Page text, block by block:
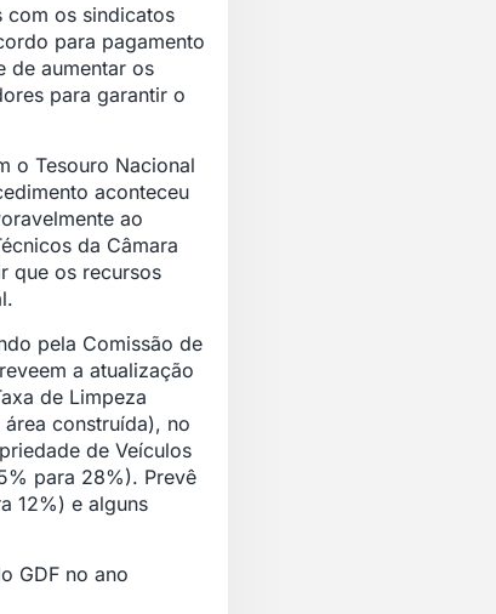
com os sindicatos
para pagamento
de aumentar os
para garantir o
o Tesouro Nacional
aconteceu
ao
da Câmara
que os recursos
pela Comissão de
a atualização
de Limpeza
construída), no
de Veículos
para 28%). Prevê
12%) e alguns
GDF no ano